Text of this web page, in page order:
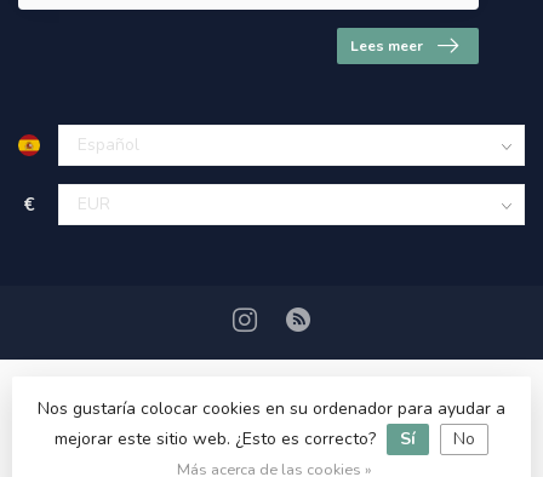
Lees meer
€
© Copyright 2026 HerbalDrogist.com
Nos gustaría colocar cookies en su ordenador para ayudar a
mejorar este sitio web. ¿Esto es correcto?
Sí No
Más acerca de las cookies »